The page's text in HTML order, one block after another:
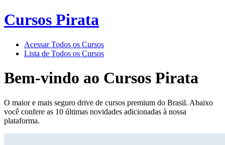
Cursos Pirata
Acessar Todos os Cursos
Lista de Todos os Cursos
Bem-vindo ao Cursos Pirata
O maior e mais seguro drive de cursos premium do Brasil. Abaixo
você confere as 10 últimas novidades adicionadas à nossa
plataforma.